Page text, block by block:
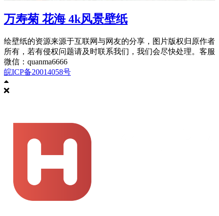
万寿菊 花海 4k风景壁纸
绘壁纸的资源来源于互联网与网友的分享，图片版权归原作者
所有，若有侵权问题请及时联系我们，我们会尽快处理。客服
微信：quanma6666
皖ICP备20014058号